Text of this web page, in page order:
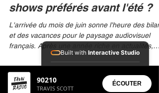
Fin de saison pour le PAF :
90210
TRAVIS SCOTT
ÉCOUTER
Built with Interactive Studio
• Aura Suite